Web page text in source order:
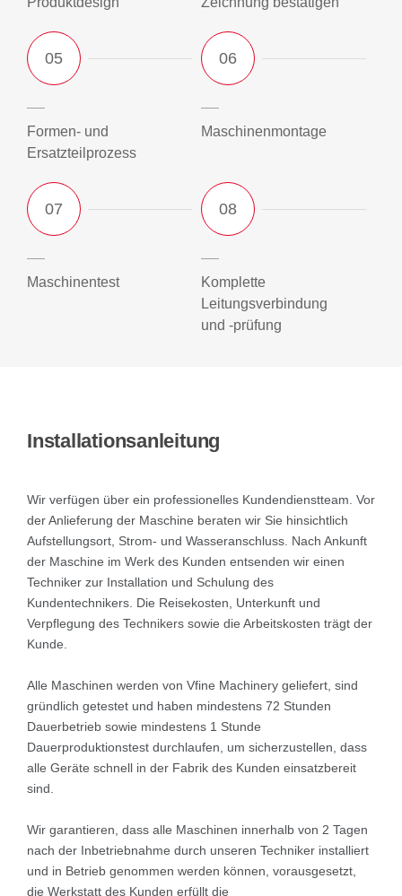
Formen- und
Ersatzteilprozess
Maschinenmontage
Maschinentest
Komplette
Leitungsverbindung
und -prüfung
Installationsanleitung
Wir verfügen über ein professionelles Kundendienstteam. Vor
der Anlieferung der Maschine beraten wir Sie hinsichtlich
Aufstellungsort, Strom- und Wasseranschluss. Nach Ankunft
der Maschine im Werk des Kunden entsenden wir einen
Techniker zur Installation und Schulung des
Kundentechnikers. Die Reisekosten, Unterkunft und
Verpflegung des Technikers sowie die Arbeitskosten trägt der
Kunde.
Alle Maschinen werden von Vfine Machinery geliefert, sind
gründlich getestet und haben mindestens 72 Stunden
Dauerbetrieb sowie mindestens 1 Stunde
Dauerproduktionstest durchlaufen, um sicherzustellen, dass
alle Geräte schnell in der Fabrik des Kunden einsatzbereit
sind.
Wir garantieren, dass alle Maschinen innerhalb von 2 Tagen
nach der Inbetriebnahme durch unseren Techniker installiert
und in Betrieb genommen werden können, vorausgesetzt,
die Werkstatt des Kunden erfüllt die